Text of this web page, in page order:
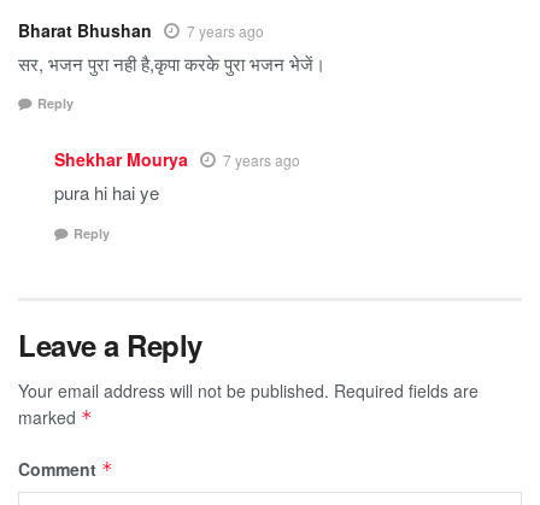
Bharat Bhushan 7 years ago
सर, भजन पुरा नही है,कृपा करके पुरा भजन भेजें।
Reply
Shekhar Mourya 7 years ago
pura hi hai ye
Reply
Leave a Reply
Your email address will not be published. Required fields are
marked *
Comment *